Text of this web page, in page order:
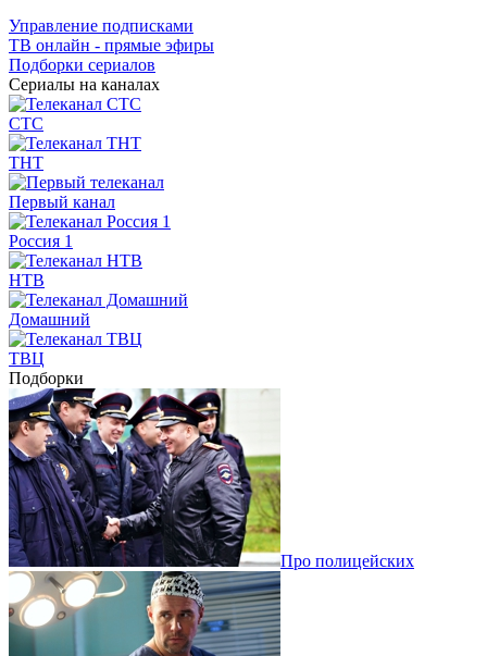
Управление подписками
ТВ онлайн - прямые эфиры
Подборки сериалов
Сериалы на каналах
СТС
ТНТ
Первый канал
Россия 1
НТВ
Домашний
ТВЦ
Подборки
Про полицейских